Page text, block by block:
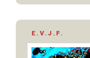
E.V.J.F.